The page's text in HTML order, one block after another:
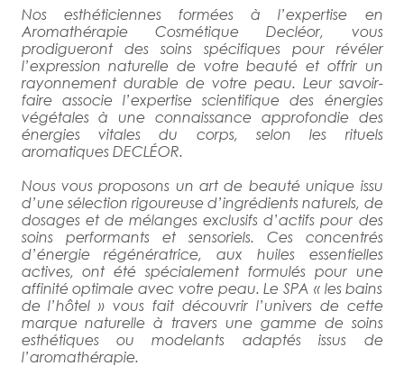
Nos esthéticiennes formées à l’expertise en
Aromathérapie Cosmétique Decléor, vous
prodigueront des soins spécifiques pour révéler
l’expression naturelle de votre beauté et offrir un
rayonnement durable de votre peau. Leur savoir-
faire associe l’expertise scientifique des énergies
végétales à une connaissance approfondie des
énergies vitales du corps, selon les rituels
aromatiques DECLÉOR.
Nous vous proposons un art de beauté unique issu
d’une sélection rigoureuse d’ingrédients naturels, de
dosages et de mélanges exclusifs d’actifs pour des
soins performants et sensoriels. Ces concentrés
d’énergie régénératrice, aux huiles essentielles
actives, ont été spécialement formulés pour une
affinité optimale avec votre peau. Le SPA « les bains
de l’hôtel » vous fait découvrir l’univers de cette
marque naturelle à travers une gamme de soins
esthétiques ou modelants adaptés issus de
l’aromathérapie.